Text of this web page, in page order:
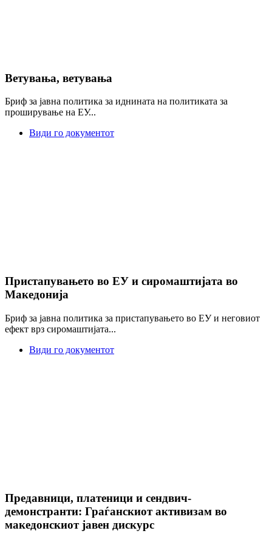
Ветувања, ветувања
Бриф за јавна политика за иднината на политиката за
проширување на ЕУ...
Види го документот
Пристапувањето во ЕУ и сиромаштијата во
Македонија
Бриф за јавна политика за пристапувањето во ЕУ и неговиот
ефект врз сиромаштијата...
Види го документот
Предавници, платеници и сендвич-
демонстранти: Граѓанскиот активизам во
македонскиот јавен дискурс